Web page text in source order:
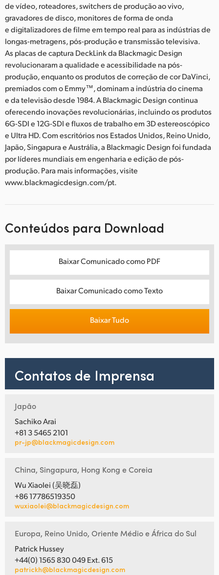
de vídeo, roteadores, switchers de produção ao vivo,
gravadores de disco, monitores de forma de onda
e digitalizadores de filme em tempo real para as indústrias de
longas-metragens, pós-produção e transmissão televisiva.
As placas de captura DeckLink da Blackmagic Design
revolucionaram a qualidade e acessibilidade na pós-
produção, enquanto os produtos de correção de cor DaVinci,
premiados com o Emmy™, dominam a indústria do cinema
e da televisão desde 1984. A Blackmagic Design continua
oferecendo inovações revolucionárias, incluindo os produtos
6G-SDI e 12G-SDI e fluxos de trabalho em 3D estereoscópico
e Ultra HD. Com escritórios nos Estados Unidos, Reino Unido,
Japão, Singapura e Austrália, a Blackmagic Design foi fundada
por líderes mundiais em engenharia e edição de pós-
produção. Para mais informações, visite
www.blackmagicdesign.com/pt.
Conteúdos para Download
Baixar Comunicado como PDF
Baixar Comunicado como Texto
Baixar Tudo
Contatos de Imprensa
Japão
Sachiko Arai
+81 3 5465 2101
pr-jp@blackmagicdesign.com
China, Singapura, Hong Kong e Coreia
Wu Xiaolei (吴晓磊)
+86 17786519350
wuxiaolei@blackmagicdesign.com
Europa, Reino Unido, Oriente Médio e África do Sul
Patrick Hussey
+44(0) 1565 830 049 Ext. 615
patrickh@blackmagicdesign.com